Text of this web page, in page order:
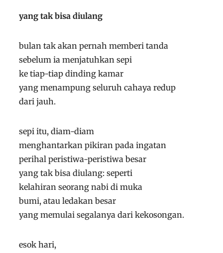
yang tak bisa diulang
bulan tak akan pernah memberi tanda
sebelum ia menjatuhkan sepi
ke tiap-tiap dinding kamar
yang menampung seluruh cahaya redup
dari jauh.
sepi itu, diam-diam
menghantarkan pikiran pada ingatan
perihal peristiwa-peristiwa besar
yang tak bisa diulang: seperti
kelahiran seorang nabi di muka
bumi, atau ledakan besar
yang memulai segalanya dari kekosongan.
esok hari,